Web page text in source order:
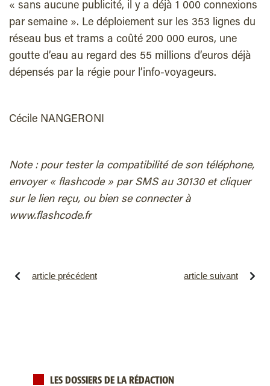
« sans aucune publicité, il y a déjà 1 000 connexions
par semaine ». Le déploiement sur les 353 lignes du
réseau bus et trams a coûté 200 000 euros, une
goutte d’eau au regard des 55 millions d’euros déjà
dépensés par la régie pour l’info-voyageurs.
Cécile NANGERONI
Note : pour tester la compatibilité de son téléphone,
envoyer « flashcode » par SMS au 30130 et cliquer
sur le lien reçu, ou bien se connecter à
www.flashcode.fr
article précédent article suivant
LES DOSSIERS DE LA RÉDACTION